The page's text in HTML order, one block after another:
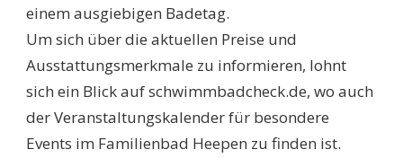
einem ausgiebigen Badetag.
Um sich über die aktuellen Preise und
Ausstattungsmerkmale zu informieren, lohnt
sich ein Blick auf schwimmbadcheck.de, wo auch
der Veranstaltungskalender für besondere
Events im Familienbad Heepen zu finden ist.